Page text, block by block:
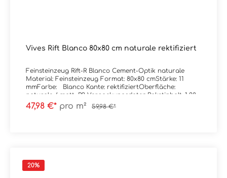
Vives Rift Blanco 80x80 cm naturale rektifiziert
Feinsteinzeug Rift-R Blanco Cement-Optik naturale
Material: Feinsteinzeug Format: 80x80 cmStärke: 11
mmFarbe: Blanco Kante: rektifiziertOberfläche:
naturale / matt, R9 Verpackungsdaten:Paketinhalt: 1,28
m²Paletteninhalt: 46,08 m²
47,98 €* pro m² 59,98 €*
20%